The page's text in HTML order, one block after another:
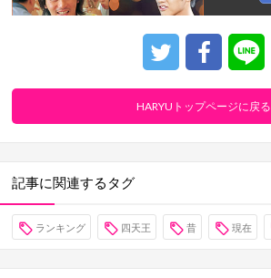
HARYUトップページに戻る
記事に関連するタグ
ランキング 四天王 昔 現在